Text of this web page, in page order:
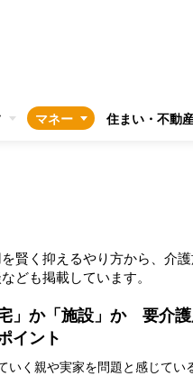
マネー 住まい・不動
賢く抑えるやり方から、介
ども掲載しています。
」か「施設」か 要介護
イント
く親や実家を問題と感じてい